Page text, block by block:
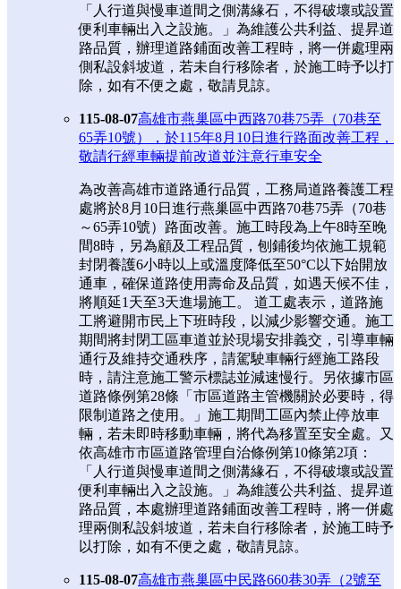
「人行道與慢車道間之側溝緣石，不得破壞或設置
便利車輛出入之設施。」為維護公共利益、提昇道
路品質，辦理道路鋪面改善工程時，將一併處理兩
側私設斜坡道，若未自行移除者，於施工時予以打
除，如有不便之處，敬請見諒。
115-08-07高雄市燕巢區中西路70巷75弄（70巷至
65弄10號），於115年8月10日進行路面改善工程，
敬請行經車輛提前改道並注意行車安全
為改善高雄市道路通行品質，工務局道路養護工程
處將於8月10日進行燕巢區中西路70巷75弄（70巷
～65弄10號）路面改善。施工時段為上午8時至晚
間8時，另為顧及工程品質，刨鋪後均依施工規範
封閉養護6小時以上或溫度降低至50°C以下始開放
通車，確保道路使用壽命及品質，如遇天候不佳，
將順延1天至3天進場施工。 道工處表示，道路施
工將避開市民上下班時段，以減少影響交通。施工
期間將封閉工區車道並於現場安排義交，引導車輛
通行及維持交通秩序，請駕駛車輛行經施工路段
時，請注意施工警示標誌並減速慢行。另依據市區
道路條例第28條「市區道路主管機關於必要時，得
限制道路之使用。」施工期間工區內禁止停放車
輛，若未即時移動車輛，將代為移置至安全處。又
依高雄市市區道路管理自治條例第10條第2項：
「人行道與慢車道間之側溝緣石，不得破壞或設置
便利車輛出入之設施。」為維護公共利益、提昇道
路品質，本處辦理道路鋪面改善工程時，將一併處
理兩側私設斜坡道，若未自行移除者，於施工時予
以打除，如有不便之處，敬請見諒。
115-08-07高雄市燕巢區中民路660巷30弄（2號至